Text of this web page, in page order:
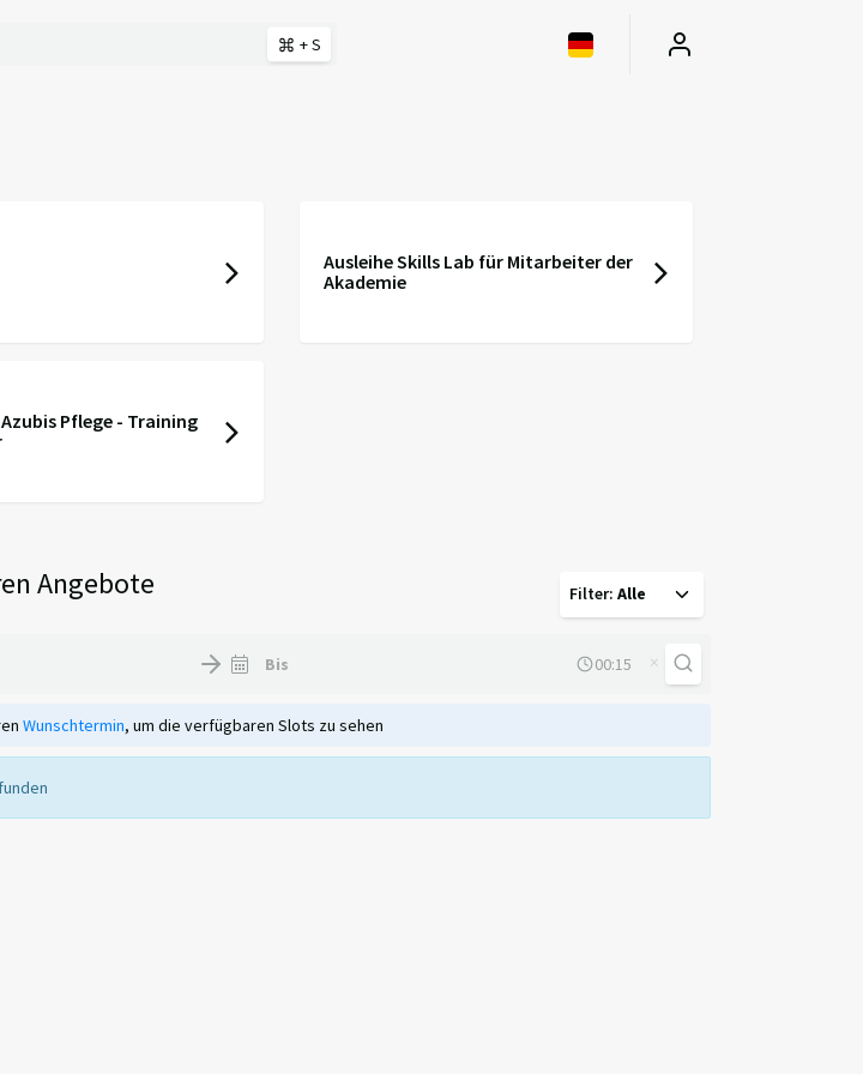
+ S
Ausleihe Skills Lab für Mitarbeiter der
Akademie
Pflege - Training
Angebote Filter: Alle
×
Wunschtermin, um die verfügbaren Slots zu sehen